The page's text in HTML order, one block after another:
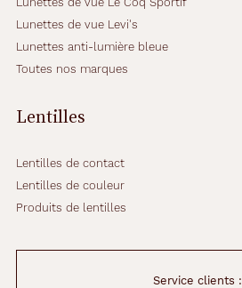
Lunettes de vue Levi's
Lunettes anti-lumière bleue
Toutes nos marques
Lentilles
Lentilles de contact
Lentilles de couleur
Produits de lentilles
Service clients :